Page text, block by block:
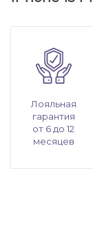
Лояльная
гарантия
от 6 до 12
месяцев